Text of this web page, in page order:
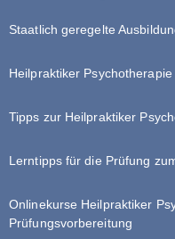
Staatlich geregelte
Heilpraktiker Psychotherapie
Tipps zur Heilpraktiker
Lerntipps für die Prüfung
Onlinekurse Heilpraktiker
Prüfungsvorbereitung